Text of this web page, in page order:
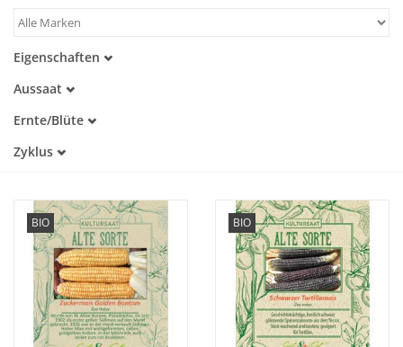
Für Kinder
Geschenkideen
Katalog
Eigenschaften
Alte Sorte
Trockenheitstolerant
Dunkelkeimer
Aussaat
Mai
Juni
Ernte/Blüte
August
Oktober
Zyklus
BIO BIO